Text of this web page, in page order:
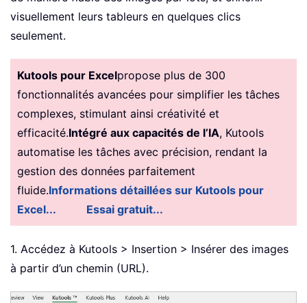
visuellement leurs tableurs en quelques clics
seulement.
Kutools pour Excelpropose plus de 300
fonctionnalités avancées pour simplifier les tâches
complexes, stimulant ainsi créativité et
efficacité.Intégré aux capacités de l’IA, Kutools
automatise les tâches avec précision, rendant la
gestion des données parfaitement
fluide.Informations détaillées sur Kutools pour
Excel...
Essai gratuit...
1. Accédez à Kutools > Insertion > Insérer des images
à partir d’un chemin (URL).